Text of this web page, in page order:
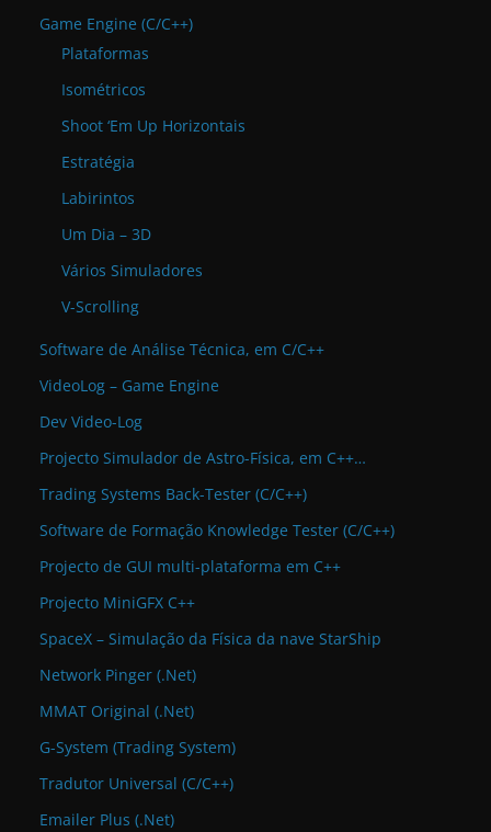
Game Engine (C/C++)
Plataformas
Isométricos
Shoot ‘Em Up Horizontais
Estratégia
Labirintos
Um Dia – 3D
Vários Simuladores
V-Scrolling
Software de Análise Técnica, em C/C++
VideoLog – Game Engine
Dev Video-Log
Projecto Simulador de Astro-Física, em C++…
Trading Systems Back-Tester (C/C++)
Software de Formação Knowledge Tester (C/C++)
Projecto de GUI multi-plataforma em C++
Projecto MiniGFX C++
SpaceX – Simulação da Física da nave StarShip
Network Pinger (.Net)
MMAT Original (.Net)
G-System (Trading System)
Tradutor Universal (C/C++)
Emailer Plus (.Net)